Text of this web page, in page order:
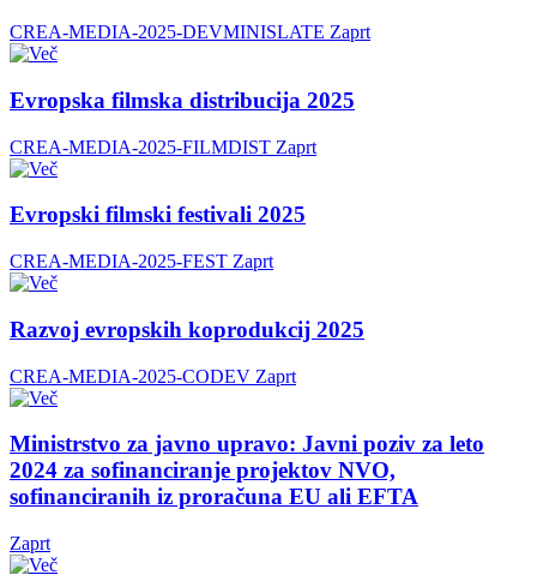
CREA-MEDIA-2025-DEVMINISLATE Zaprt
Evropska filmska distribucija 2025
CREA-MEDIA-2025-FILMDIST Zaprt
Evropski filmski festivali 2025
CREA-MEDIA-2025-FEST Zaprt
Razvoj evropskih koprodukcij 2025
CREA-MEDIA-2025-CODEV Zaprt
Ministrstvo za javno upravo: Javni poziv za leto
2024 za sofinanciranje projektov NVO,
sofinanciranih iz proračuna EU ali EFTA
Zaprt